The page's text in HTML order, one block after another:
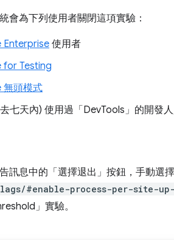
會為下列使用者關閉這項實驗：
Enterprise 使用者
for Testing
無頭模式
七天內) 使用過「DevTools」的開發
訊息中的「選擇退出」 按鈕，手動選
#enable-process-per-site-
」 實驗。